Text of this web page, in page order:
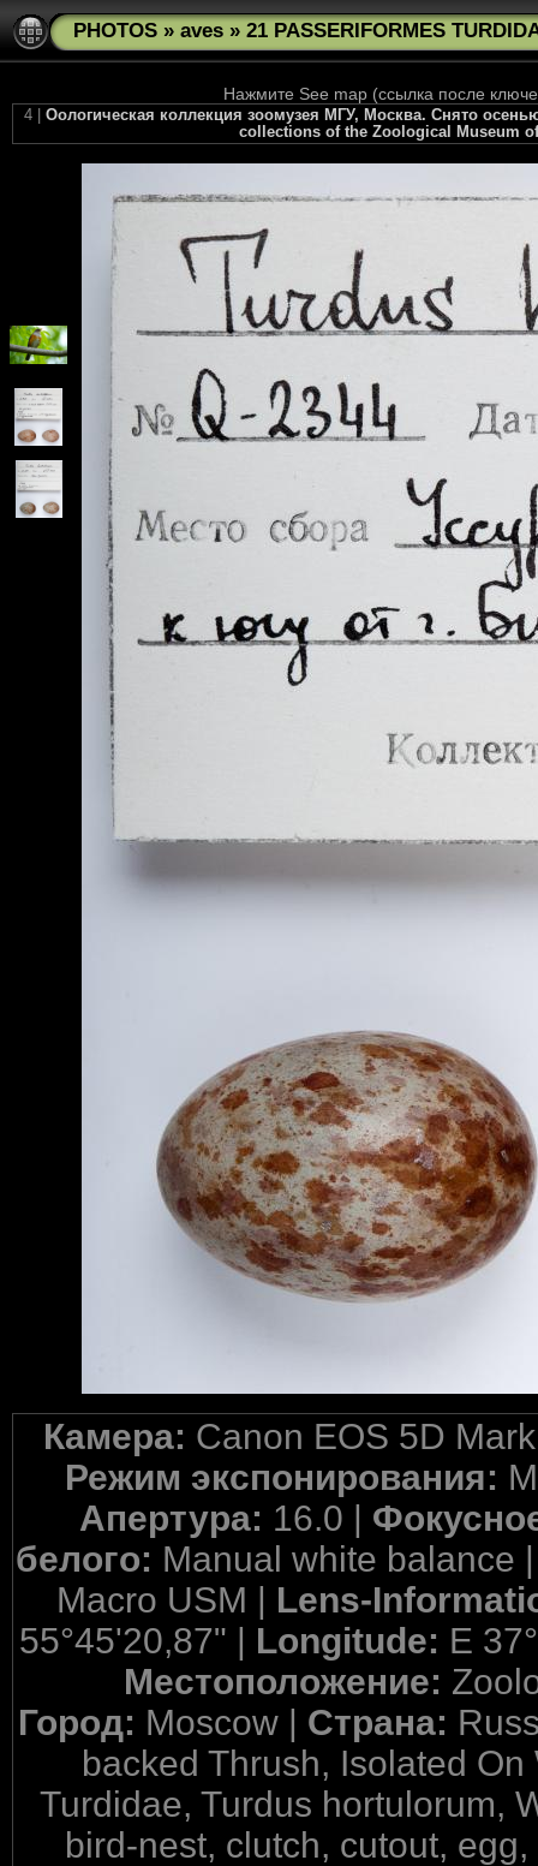
PHOTOS » aves » 21 PASSERIFORMES
Нажмите See map (ссылка после
4 |Оологическая коллекция зоомузея МГУ, Москва. Снято
collections of the Zoological Museum
Камера: Canon EOS 5D
Режим экспонирования:
Апертура: 16.0 |
белого: Manual white balance
Macro USM | Lens-
55°45'20,87" | Longitude: E
Местоположение:
Город: Moscow | Страна:
backed Thrush, Isolated
Turdidae, Turdus hortulorum,
bird-nest, clutch, cutout,